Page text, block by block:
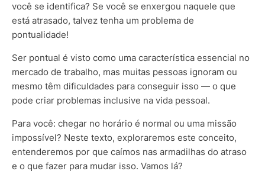
você se identifica? Se você se enxergou naquele que
está atrasado, talvez tenha um problema de
pontualidade!
Ser pontual é visto como uma característica essencial no
mercado de trabalho, mas muitas pessoas ignoram ou
mesmo têm dificuldades para conseguir isso — o que
pode criar problemas inclusive na vida pessoal.
Para você: chegar no horário é normal ou uma missão
impossível? Neste texto, exploraremos este conceito,
entenderemos por que caímos nas armadilhas do atraso
e o que fazer para mudar isso. Vamos lá?